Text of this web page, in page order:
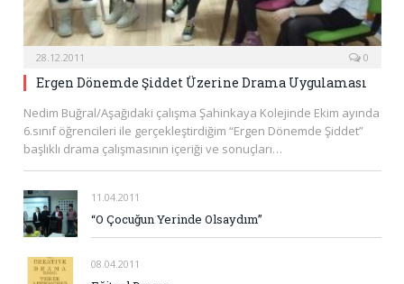
28.12.2011 0
Ergen Dönemde Şiddet Üzerine Drama Uygulaması
Nedim Buğral/Aşağıdaki çalışma Şahinkaya Kolejinde Ekim ayında
6.sınıf öğrencileri ile gerçekleştirdiğim “Ergen Dönemde Şiddet”
başlıklı drama çalışmasının içeriği ve sonuçları…
11.04.2011
“O Çocuğun Yerinde Olsaydım”
08.04.2011